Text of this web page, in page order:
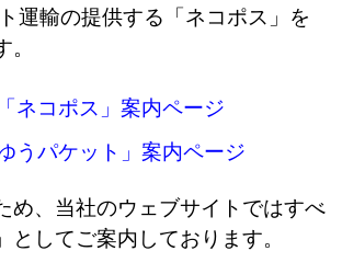
運輸の提供する「ネコポス」を
ネコポス」案内ページ
うパケット」案内ページ
め、当社のウェブサイトではすべ
としてご案内しております。